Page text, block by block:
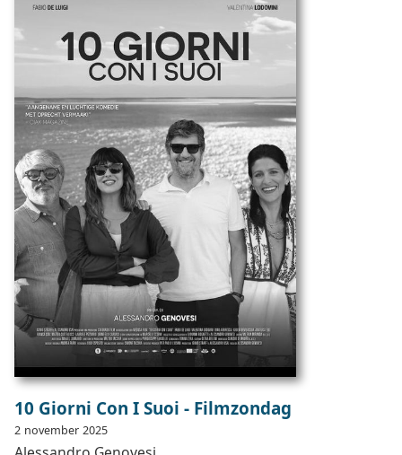
10 Giorni Con I Suoi - Filmzondag
2 november 2025